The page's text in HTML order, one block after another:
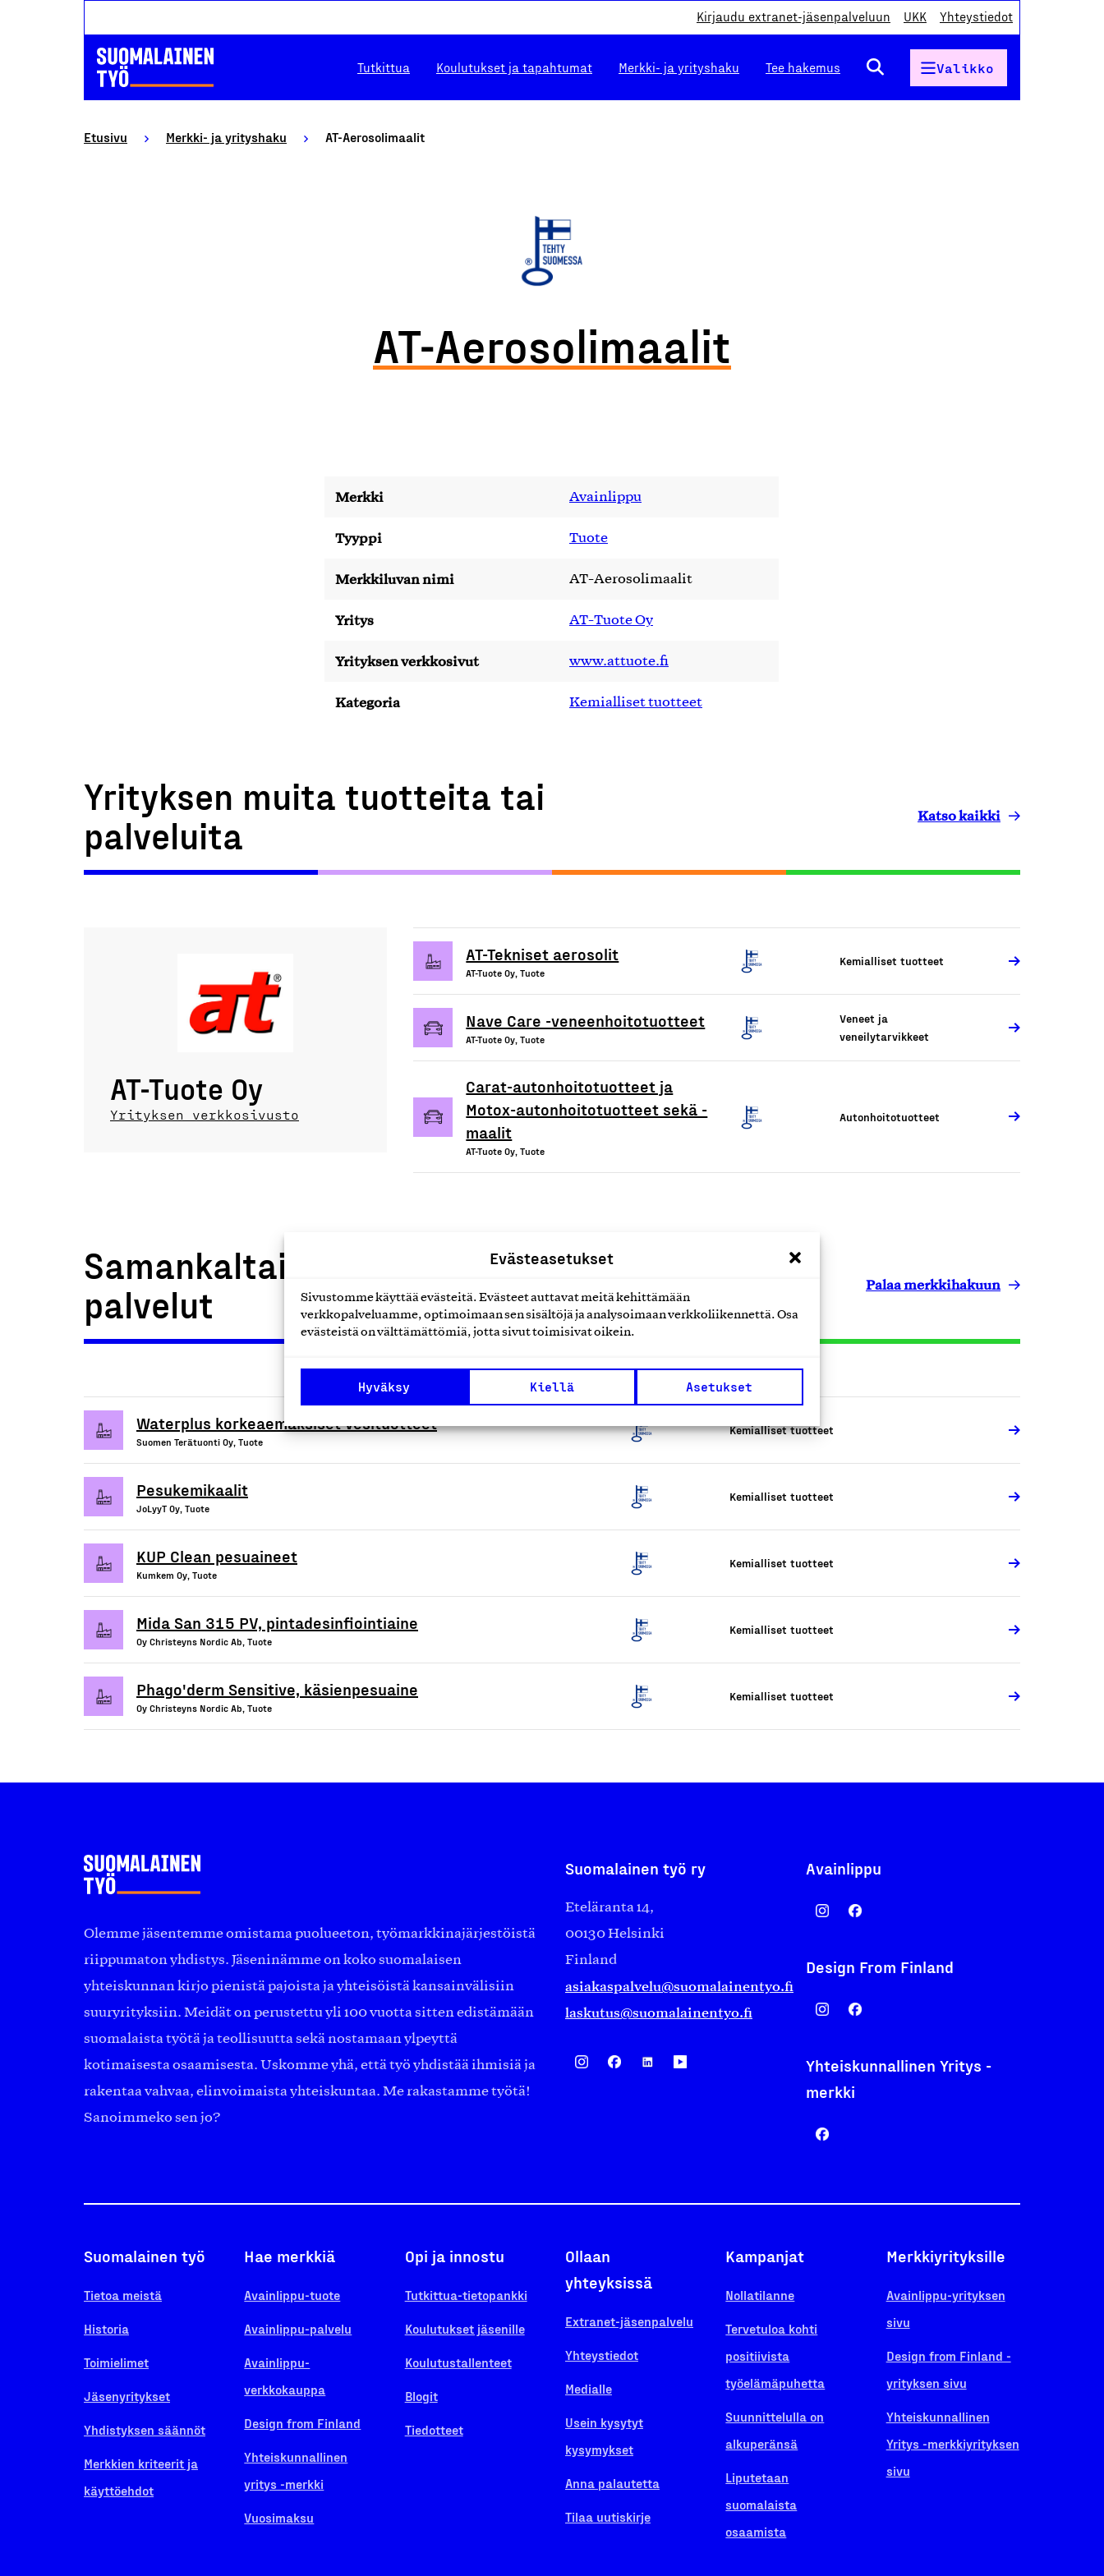
Evästeasetukset
Sivustomme käyttää evästeitä. Evästeet auttavat meitä kehittämään
verkkopalveluamme, optimoimaan sen sisältöjä ja analysoimaan verkkoliikennettä. Osa
evästeistä on välttämättömiä, jotta sivut toimisivat oikein.
Hyväksy Kiellä Asetukset
Kirjaudu extranet-jäsenpalveluun UKK Yhteystiedot
Tutkittua Koulutukset ja tapahtumat Merkki- ja yrityshaku Tee hakemus Valikko
Etusivu Merkki- ja yrityshaku AT-Aerosolimaalit
AT-Aerosolimaalit
Merkki Avainlippu
Tyyppi Tuote
Merkkiluvan nimi AT-Aerosolimaalit
Yritys AT-Tuote Oy
Yrityksen verkkosivut www.attuote.fi
Kategoria Kemialliset tuotteet
Yrityksen muita tuotteita tai
palveluita
Katso kaikki
AT-Tuote Oy
Yrityksen verkkosivusto
AT-Tekniset aerosolit
AT-Tuote Oy, Tuote
Kemialliset tuotteet
Nave Care -veneenhoitotuotteet
AT-Tuote Oy, Tuote
Veneet ja
veneilytarvikkeet
Carat-autonhoitotuotteet ja
Motox-autonhoitotuotteet sekä -
maalit
AT-Tuote Oy, Tuote
Autonhoitotuotteet
Samankaltaiset tuotteet tai
palvelut
Palaa merkkihakuun
Waterplus korkeaemäksiset vesituotteet
Suomen Terätuonti Oy, Tuote
Kemialliset tuotteet
Pesukemikaalit
JoLyyT Oy, Tuote
Kemialliset tuotteet
KUP Clean pesuaineet
Kumkem Oy, Tuote
Kemialliset tuotteet
Mida San 315 PV, pintadesinfiointiaine
Oy Christeyns Nordic Ab, Tuote
Kemialliset tuotteet
Phago'derm Sensitive, käsienpesuaine
Oy Christeyns Nordic Ab, Tuote
Kemialliset tuotteet
Olemme jäsentemme omistama puolueeton, työmarkkinajärjestöistä
riippumaton yhdistys. Jäseninämme on koko suomalaisen
yhteiskunnan kirjo pienistä pajoista ja yhteisöistä kansainvälisiin
suuryrityksiin. Meidät on perustettu yli 100 vuotta sitten edistämään
suomalaista työtä ja teollisuutta sekä nostamaan ylpeyttä
kotimaisesta osaamisesta. Uskomme yhä, että työ yhdistää ihmisiä ja
rakentaa vahvaa, elinvoimaista yhteiskuntaa. Me rakastamme työtä!
Sanoimmeko sen jo?
Suomalainen työ ry
Eteläranta 14,
00130 Helsinki
Finland
asiakaspalvelu@suomalainentyo.fi
laskutus@suomalainentyo.fi
Avainlippu
Design From Finland
Yhteiskunnallinen Yritys -
merkki
Suomalainen työ
Tietoa meistä
Historia
Toimielimet
Jäsenyritykset
Yhdistyksen säännöt
Merkkien kriteerit ja
käyttöehdot
Hae merkkiä
Avainlippu-tuote
Avainlippu-palvelu
Avainlippu-
verkkokauppa
Design from Finland
Yhteiskunnallinen
yritys -merkki
Vuosimaksu
Opi ja innostu
Tutkittua-tietopankki
Koulutukset jäsenille
Koulutustallenteet
Blogit
Tiedotteet
Ollaan
yhteyksissä
Extranet-jäsenpalvelu
Yhteystiedot
Medialle
Usein kysytyt
kysymykset
Anna palautetta
Tilaa uutiskirje
Kampanjat
Nollatilanne
Tervetuloa kohti
positiivista
työelämäpuhetta
Suunnittelulla on
alkuperänsä
Liputetaan
suomalaista
osaamista
Merkkiyrityksille
Avainlippu-yrityksen
sivu
Design from Finland -
yrityksen sivu
Yhteiskunnallinen
Yritys -merkkiyrityksen
sivu